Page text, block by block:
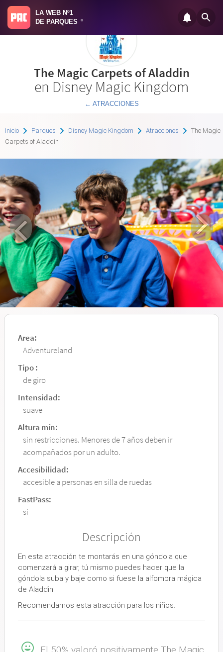
LA WEB Nº1
DE PARQUES
®
The Magic Carpets of Aladdin
en Disney Magic Kingdom
← ATRACCIONES
Inicio Parques Disney Magic Kingdom Atracciones
The Magic
Carpets of Aladdin
Area:
Adventureland
Tipo :
de giro
Intensidad:
suave
Altura mín:
sin restricciones. Menores de 7 años deben ir
acompañados por un adulto.
Accesibilidad:
accesible a personas en silla de ruedas
FastPass:
si
Descripción
En esta atracción te montarás en una góndola que
comenzará a girar, tú mismo puedes hacer que la
góndola suba y baje como si fuese la alfombra mágica
de Aladdin.
Recomendamos esta atracción para los niños.
El 50% valoró positivamente The Magic